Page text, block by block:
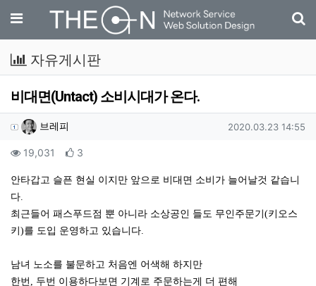
메뉴
자유게시판
비대면(Untact) 소비시대가 온다.
작성자 정보
브레피 작성일
2020.03.23 14:55
컨텐츠 정보
19,031 조회 3
본문
안타갑고 슬픈 현실 이지만 앞으로 비대면 소비가 늘어날것 같습니
다.
최근들어 패스푸드점 뿐 아니라 소상공인 들도 무인주문기(키오스
키)를 도입 운영하고 있습니다.
남녀 노소를 불문하고 처음엔 어색해 하지만
한번, 두번 이용하다보면 기계로 주문하는게 더 편해